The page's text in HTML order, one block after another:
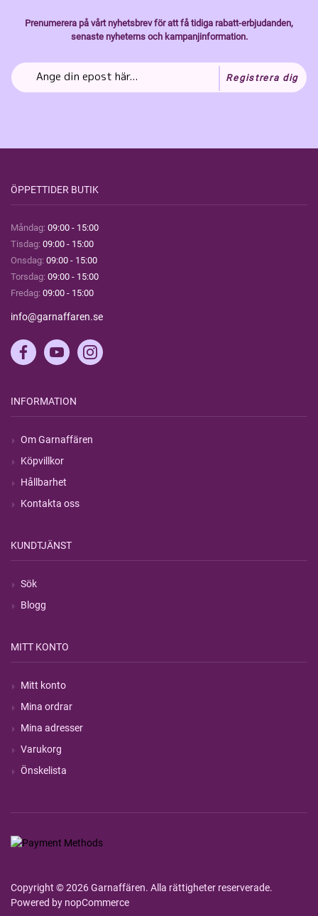
Prenumerera på vårt nyhetsbrev för att få tidiga rabatt-erbjudanden,
senaste nyheterns och kampanjinformation.
Registrera dig
ÖPPETTIDER BUTIK
Måndag: 09:00 - 15:00
Tisdag: 09:00 - 15:00
Onsdag: 09:00 - 15:00
Torsdag: 09:00 - 15:00
Fredag: 09:00 - 15:00
info@garnaffaren.se
INFORMATION
Om Garnaffären
Köpvillkor
Hållbarhet
Kontakta oss
KUNDTJÄNST
Sök
Blogg
MITT KONTO
Mitt konto
Mina ordrar
Mina adresser
Varukorg
Önskelista
Copyright © 2026 Garnaffären. Alla rättigheter reserverade.
Powered by nopCommerce